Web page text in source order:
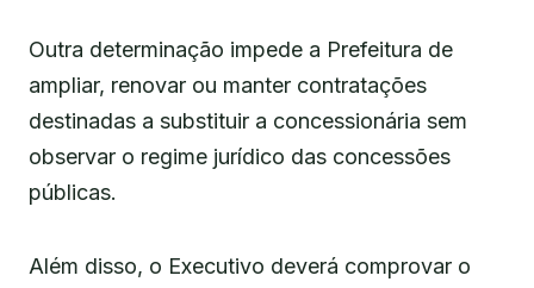
Outra determinação impede a Prefeitura de
ampliar, renovar ou manter contratações
destinadas a substituir a concessionária sem
observar o regime jurídico das concessões
públicas.
Além disso, o Executivo deverá comprovar o